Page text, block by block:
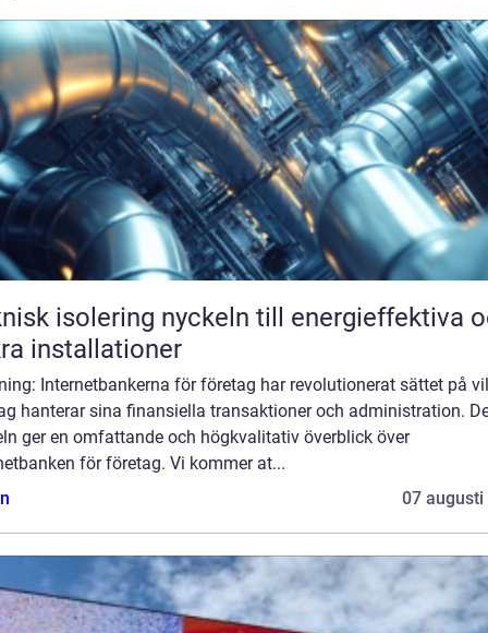
nyckeln till energieffektiva och
installationer
Internetbankerna för företag har revolutionerat sättet på
hanterar sina finansiella transaktioner och administration.
ger en omfattande och högkvalitativ överblick över
för företag. Vi kommer at...
07 augusti